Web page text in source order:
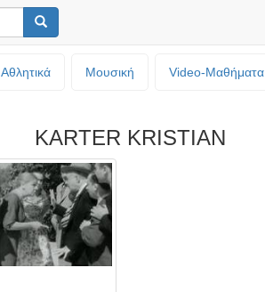
Αθλητικά Μουσική Video-Mαθήματα
KARTER KRISTIAN